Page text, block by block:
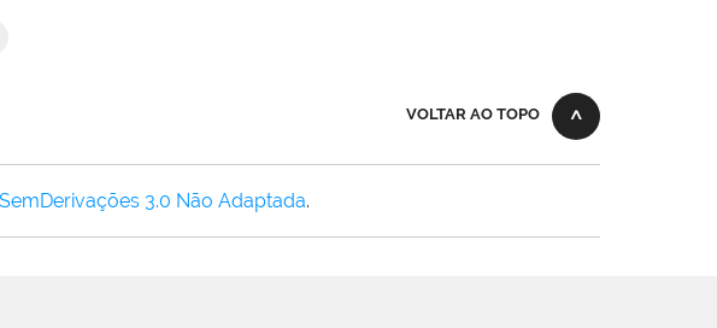
VOLTAR AO TOPO
3.0 Não Adaptada.